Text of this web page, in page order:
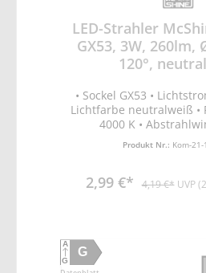
LED-Strahler
GX53, 3W, 260lm,
120°,
• Sockel GX53 •
Lichtfarbe neutralweiß •
4000 K •
Leistungsaufnahme 3W
20.000x • Anlaufzeit
Produkt Nr.: Kom-
2,99 €* 4,19 €* UVP
G
A
G